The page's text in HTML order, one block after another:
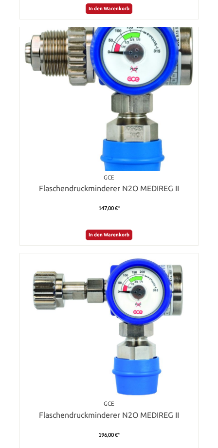
In den Warenkorb
GCE
Flaschendruckminderer N2O MEDIREG II
147,00 €*
In den Warenkorb
GCE
Flaschendruckminderer N2O MEDIREG II
196,00 €*